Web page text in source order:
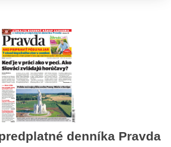
denníka Pravda